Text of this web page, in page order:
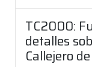
TC2000:
detalles
Callejero